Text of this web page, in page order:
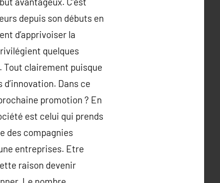
depuis son débuts en
d’apprivoiser la
quelques
Tout clairement puisque
Dans ce
promotion ? En
est celui qui prends
des compagnies
entreprises. Etre
raison devenir